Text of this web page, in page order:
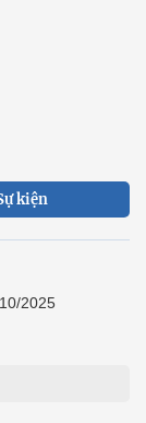
kiện
2025